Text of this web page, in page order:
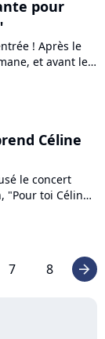
pour
! Après le
et avant le
des Zénith,
Céline
le concert
"Pour toi Céline".
Capéo a
7 8 arrow_right